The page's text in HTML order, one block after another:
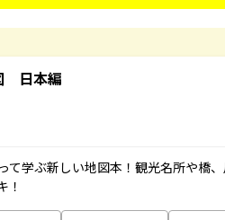
日本編
て学ぶ新しい地図本！観光名所や橋
！